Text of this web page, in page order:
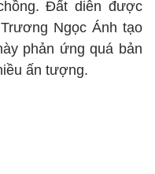
Đất diễn được
Ngọc Ánh tạo
phản ứng quá bản
ấn tượng.